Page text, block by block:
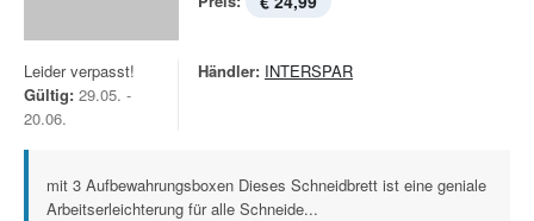
Leider verpasst!
Gültig: 29.05. -
20.06.
Händler: INTERSPAR
mit 3 Aufbewahrungsboxen Dieses Schneidbrett ist eine geniale
Arbeitserleichterung für alle Schneide...